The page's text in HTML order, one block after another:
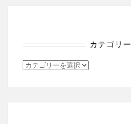
カテゴリー
カ